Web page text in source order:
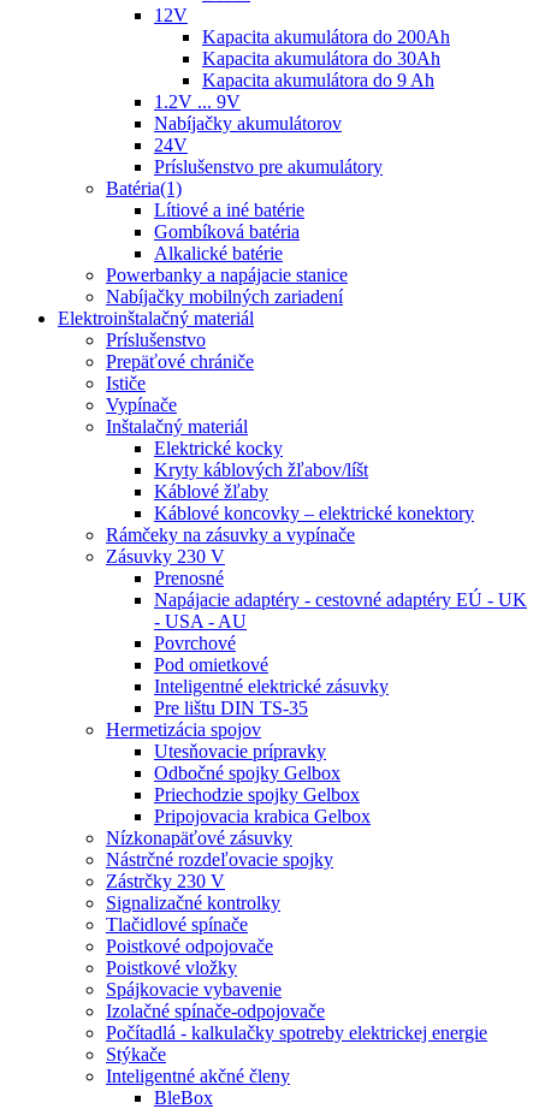
12V
Kapacita akumulátora do 200Ah
Kapacita akumulátora do 30Ah
Kapacita akumulátora do 9 Ah
1.2V ... 9V
Nabíjačky akumulátorov
24V
Príslušenstvo pre akumulátory
Batéria(1)
Lítiové a iné batérie
Gombíková batéria
Alkalické batérie
Powerbanky a napájacie stanice
Nabíjačky mobilných zariadení
Elektroinštalačný materiál
Príslušenstvo
Prepäťové chrániče
Ističe
Vypínače
Inštalačný materiál
Elektrické kocky
Kryty káblových žľabov/líšt
Káblové žľaby
Káblové koncovky – elektrické konektory
Rámčeky na zásuvky a vypínače
Zásuvky 230 V
Prenosné
Napájacie adaptéry - cestovné adaptéry EÚ - UK
- USA - AU
Povrchové
Pod omietkové
Inteligentné elektrické zásuvky
Pre lištu DIN TS-35
Hermetizácia spojov
Utesňovacie prípravky
Odbočné spojky Gelbox
Priechodzie spojky Gelbox
Pripojovacia krabica Gelbox
Nízkonapäťové zásuvky
Nástrčné rozdeľovacie spojky
Zástrčky 230 V
Signalizačné kontrolky
Tlačidlové spínače
Poistkové odpojovače
Poistkové vložky
Spájkovacie vybavenie
Izolačné spínače-odpojovače
Počítadlá - kalkulačky spotreby elektrickej energie
Stýkače
Inteligentné akčné členy
BleBox